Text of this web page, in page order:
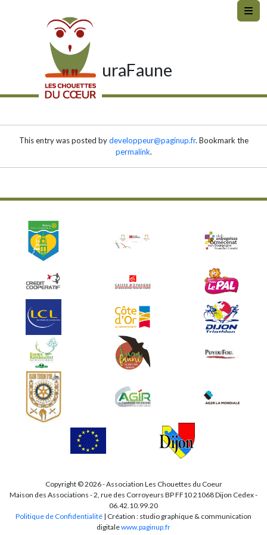
JuraFaune
This entry was posted bydeveloppeur@paginup.fr. Bookmark the
permalink.
Copyright © 2026 - Association Les Chouettes du Coeur
Maison des Associations - 2, rue des Corroyeurs BP FF10 21068 Dijon Cedex -
06.42.10.99.20
Politique de Confidentialité | Création : studio graphique & communication
digitalewww.paginup.fr